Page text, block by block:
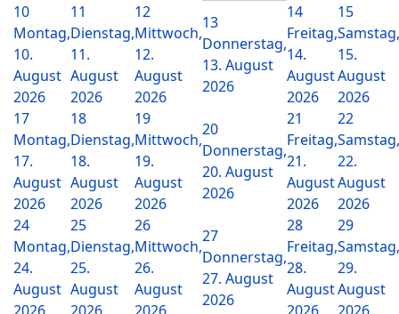
10
Montag,
10.
August
2026
11
Dienstag,
11.
August
2026
12
Mittwoch,
12.
August
2026
13
Donnerstag,
13. August
2026
14
Freitag,
14.
August
2026
15
Samstag,
15.
August
2026
17
Montag,
17.
August
2026
18
Dienstag,
18.
August
2026
19
Mittwoch,
19.
August
2026
20
Donnerstag,
20. August
2026
21
Freitag,
21.
August
2026
22
Samstag,
22.
August
2026
24
Montag,
24.
August
25
Dienstag,
25.
August
26
Mittwoch,
26.
August
27
Donnerstag,
27. August
2026
28
Freitag,
28.
August
29
Samstag,
29.
August